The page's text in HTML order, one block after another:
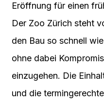
Eröffnung für einen
Der Zoo Zürich steht
den Bau so schnell
ohne dabei
einzugehen. Die
und die